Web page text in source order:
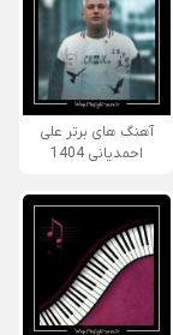
آهنگ های برتر علی
احمدیانی 1404